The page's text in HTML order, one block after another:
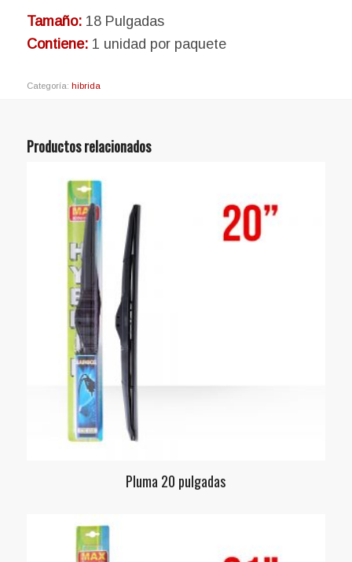
Tamaño:18 Pulgadas
Contiene:1 unidad por paquete
Categoría: hibrida
Productos relacionados
Pluma 20 pulgadas